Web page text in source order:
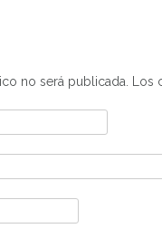
no será publicada. Los